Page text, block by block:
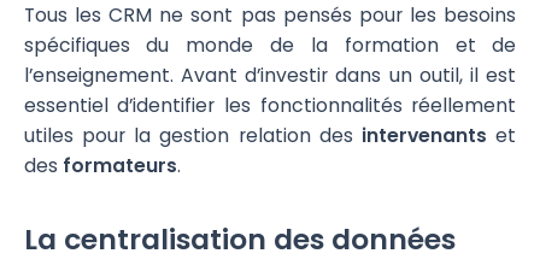
Tous les CRM ne sont pas pensés pour les besoins
spécifiques du monde de la formation et de
l’enseignement. Avant d’investir dans un outil, il est
essentiel d’identifier les fonctionnalités réellement
utiles pour la gestion relation des intervenants et
des formateurs.
La centralisation des données